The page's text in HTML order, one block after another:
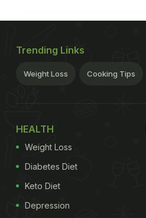
Trending Links
Weight Loss Cooking Tips
HEALTH
Weight Loss
Diabetes Diet
Keto Diet
Depression